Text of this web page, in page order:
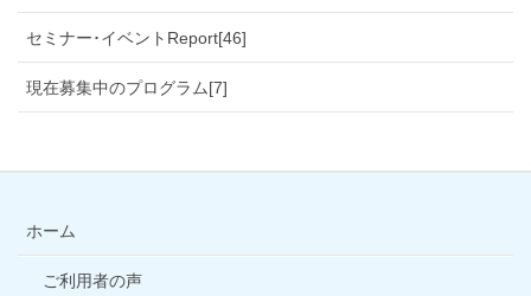
セミナー･イベントReport[46]
現在募集中のプログラム[7]
ホーム
ご利用者の声